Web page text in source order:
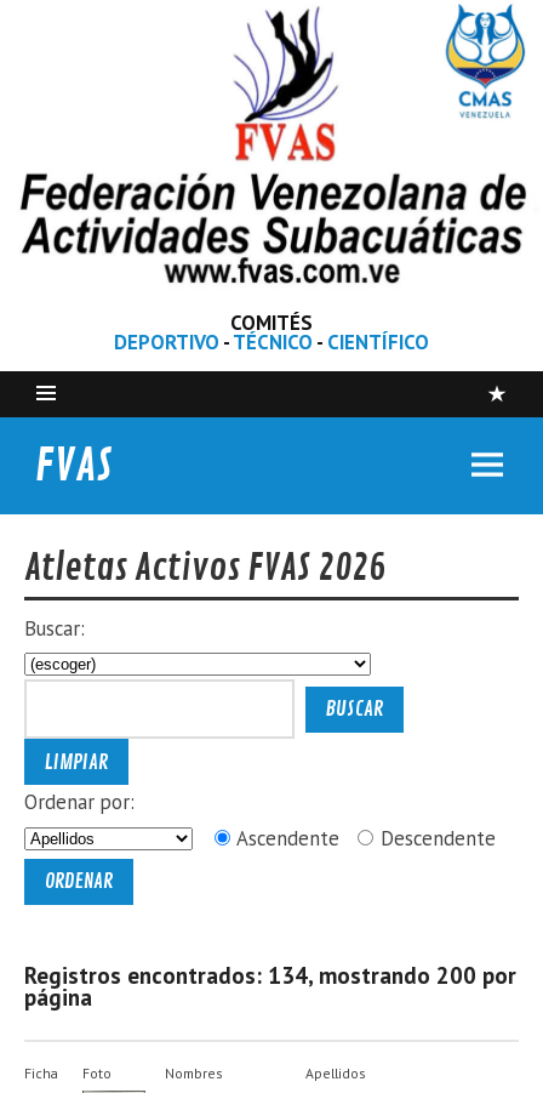
COMITÉS
DEPORTIVO -TÉCNICO - CIENTÍFICO
FVAS
Atletas Activos FVAS 2026
Buscar:
Ordenar por:
Ascendente
Descendente
Registros encontrados: 134, mostrando 200 por
página
Ficha Foto Nombres Apellidos